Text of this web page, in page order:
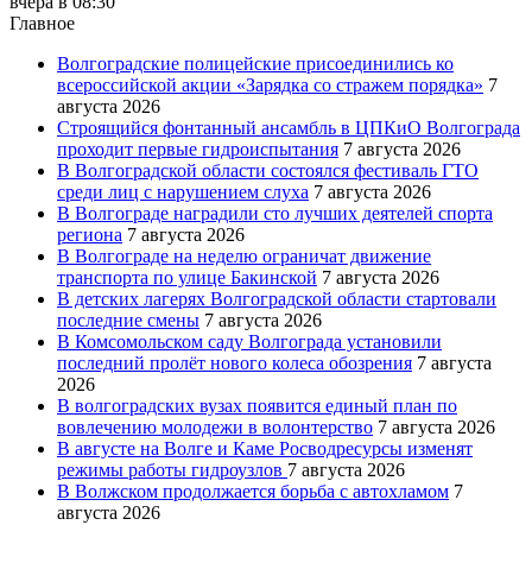
Главное
Волгоградские полицейские присоединились ко
всероссийской акции «Зарядка со стражем порядка» 7
августа 2026
Строящийся фонтанный ансамбль в ЦПКиО Волгограда
проходит первые гидроиспытания 7 августа 2026
В Волгоградской области состоялся фестиваль ГТО
среди лиц с нарушением слуха 7 августа 2026
В Волгограде наградили сто лучших деятелей спорта
региона 7 августа 2026
В Волгограде на неделю ограничат движение
транспорта по улице Бакинской 7 августа 2026
В детских лагерях Волгоградской области стартовали
последние смены 7 августа 2026
В Комсомольском саду Волгограда установили
последний пролёт нового колеса обозрения 7 августа
2026
В волгоградских вузах появится единый план по
вовлечению молодежи в волонтерство 7 августа 2026
В августе на Волге и Каме Росводресурсы изменят
режимы работы гидроузлов 7 августа 2026
В Волжском продолжается борьба с автохламом 7
августа 2026